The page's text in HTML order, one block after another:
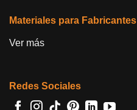
Materiales para Fabricantes
Ver más
Redes Sociales